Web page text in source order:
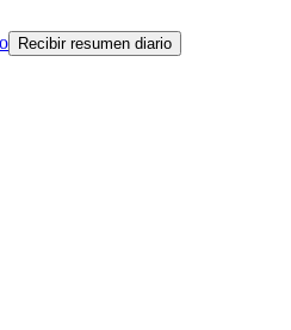
Recibir resumen diario